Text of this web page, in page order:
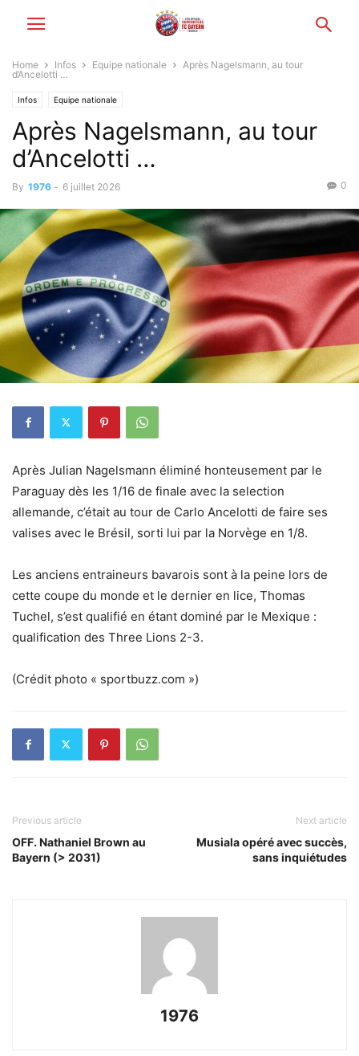
Home Infos Equipe nationale
Après Nagelsmann, au tour
d’Ancelotti …
Infos Equipe nationale
Après Nagelsmann, au tour
d’Ancelotti …
By 1976 - 6 juillet 2026 0
Après Julian Nagelsmann éliminé honteusement par le
Paraguay dès les 1/16 de finale avec la selection
allemande, c’était au tour de Carlo Ancelotti de faire ses
valises avec le Brésil, sorti lui par la Norvège en 1/8.
Les anciens entraineurs bavarois sont à la peine lors de
cette coupe du monde et le dernier en lice, Thomas
Tuchel, s’est qualifié en étant dominé par le Mexique :
qualification des Three Lions 2-3.
(Crédit photo « sportbuzz.com »)
Previous article
OFF. Nathaniel Brown au
Bayern (> 2031)
Next article
Musiala opéré avec succès,
sans inquiétudes
1976